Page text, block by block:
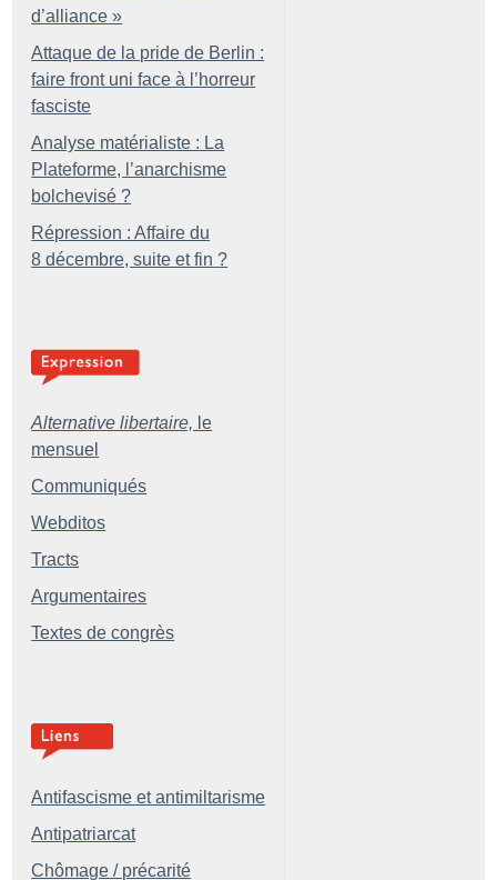
d’alliance »
Attaque de la pride de Berlin :
faire front uni face à l’horreur
fasciste
Analyse matérialiste : La
Plateforme, l’anarchisme
bolchevisé ?
Répression : Affaire du
8 décembre, suite et fin ?
Alternative libertaire, le
mensuel
Communiqués
Webditos
Tracts
Argumentaires
Textes de congrès
Antifascisme et antimiltarisme
Antipatriarcat
Chômage / précarité